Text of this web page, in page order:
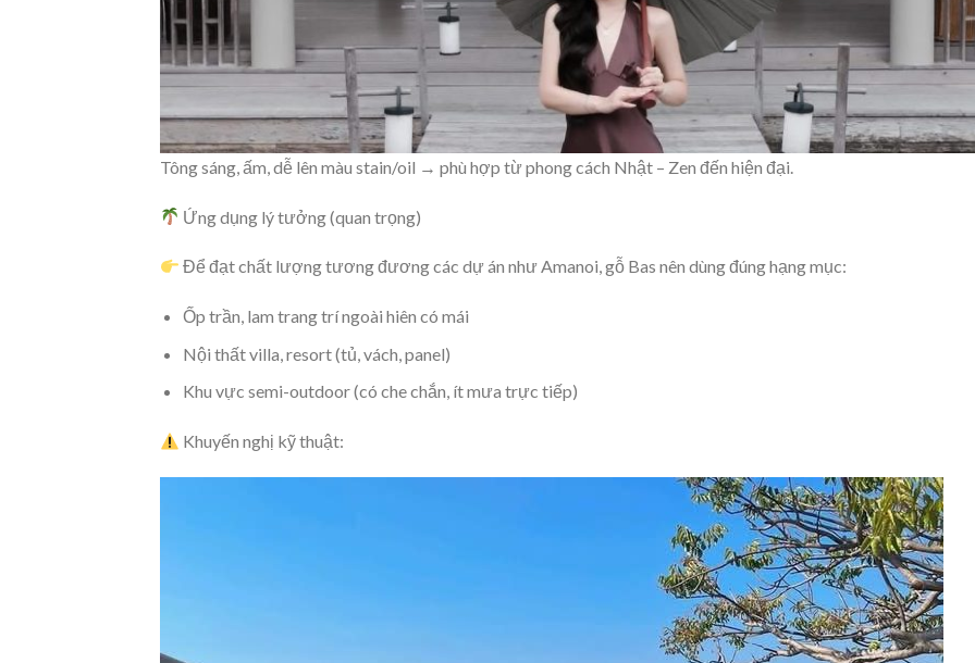
Tông sáng, ấm, dễ lên màu stain/oil → phù hợp từ phong cách Nhật – Zen đến hiện đại.
Ứng dụng lý tưởng (quan trọng)
Để đạt chất lượng tương đương các dự án như Amanoi, gỗ Bas nên dùng đúng hạng mục:
Ốp trần, lam trang trí ngoài hiên có mái
Nội thất villa, resort (tủ, vách, panel)
Khu vực semi-outdoor (có che chắn, ít mưa trực tiếp)
Khuyến nghị kỹ thuật: